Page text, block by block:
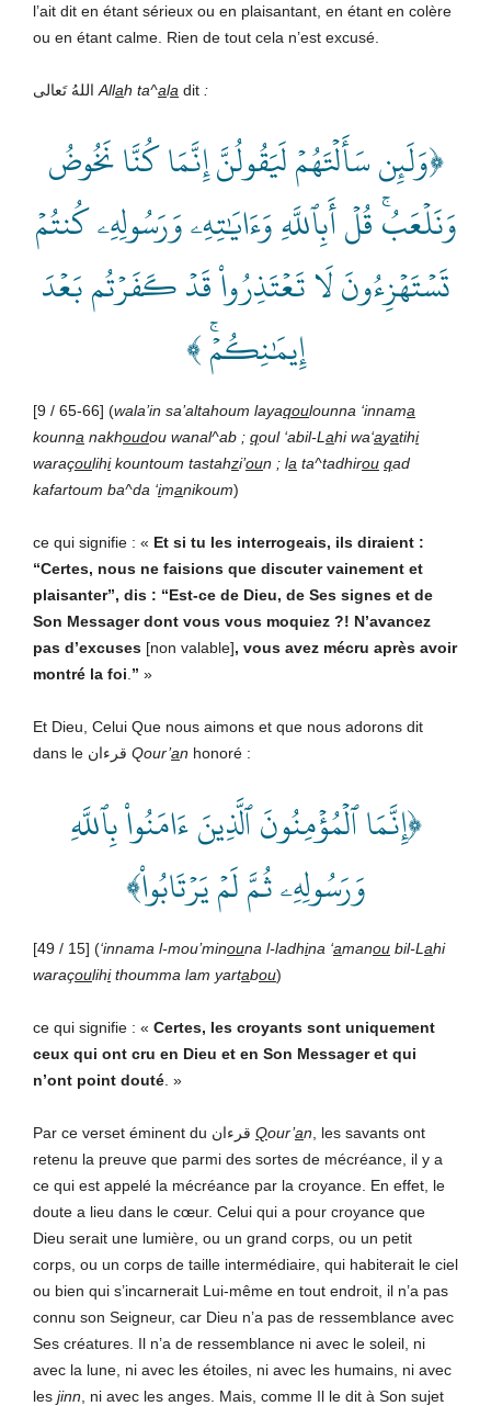
l’ait dit en étant sérieux ou en plaisantant, en étant en colère
ou en étant calme. Rien de tout cela n’est excusé.
اللهُ تَعالى Allah ta^ala dit :
﴿وَلَئِن سَأَلۡتَهُمۡ لَيَقُولُنَّ إِنَّمَا كُنَّا نَخُوضُ
وَنَلۡعَبُۚ قُلۡ أَبِٱللَّهِ وَءَايَٰتِهِۦ وَرَسُولِهِۦ كُنتُمۡ
تَسۡتَهۡزِءُونَ لَا تَعۡتَذِرُواْ قَدۡ كَفَرۡتُم بَعۡدَ
إِيمَٰنِكُمۡۚ ﴾
[9 / 65-66] (wala’in sa’altahoum layaqoulounna ‘innama
kounna nakhoudou wanal^ab ; qoul ‘abil-L ahi wa‘ayatihi
waraçoulihikountoum tastahzi’oun ; la ta^tadhirou qad
kafartoum ba^da ‘imanikoum)
ce qui signifie : « Et si tu les interrogeais, ils diraient :
“Certes, nous ne faisions que discuter vainement et
plaisanter”, dis : “Est-ce de Dieu, de Ses signes et de
Son Messager dont vous vous moquiez ?! N’avancez
pas d’excuses [non valable], vous avez mécru après avoir
montré la foi ” »
Et Dieu, Celui Que nous aimons et que nous adorons dit
Qour’an honoré :
﴿إِنَّمَا ٱلۡمُؤۡمِنُونَ ٱلَّذِينَ ءَامَنُواْ بِٱللَّهِ
وَرَسُولِهِۦ ثُمَّ لَمۡ يَرۡتَابُواْ﴾
[49 / 15] (‘innama l-mou’minouna l-ladhina ‘amanou bil-L ahi
waraçoulihithoumma lam yartabou)
ce qui signifie : « Certes, les croyants sont uniquement
ceux qui ont cru en Dieu et en Son Messager et qui
n’ont point douté »
Qour’an , les savants ont
retenu la preuve que parmi des sortes de mécréance, il y a
ce qui est appelé la mécréance par la croyance. En effet, le
doute a lieu dans le cœur. Celui qui a pour croyance que
Dieu serait une lumière, ou un grand corps, ou un petit
corps, ou un corps de taille intermédiaire, qui habiterait le ciel
ou bien qui s’incarnerait Lui-même en tout endroit, il n’a pas
connu son Seigneur, car Dieu n’a pas de ressemblance avec
Ses créatures. Il n’a de ressemblance ni avec le soleil, ni
avec la lune, ni avec les étoiles, ni avec les humains, ni avec
les jinn , ni avec les anges. Mais, comme Il le dit à Son sujet